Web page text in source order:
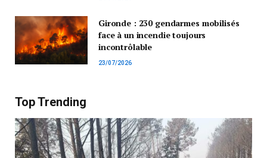
Gironde : 230 gendarmes mobilisés
face à un incendie toujours
incontrôlable
23/07/2026
Top Trending